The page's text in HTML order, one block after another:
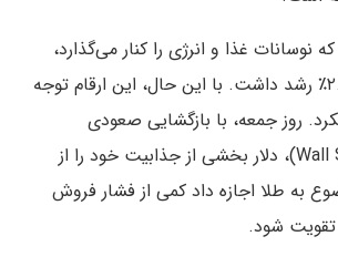
شاخص هسته PCE که نوسانات غذا و انرژی را کنار می‌گذارد،
همانند ماه جولای ۲.۹٪ رشد داشت. با این حال، این ارقام توجه
روز جمعه، با بازگشایی صعودی
وال‌استریت (Wall Street)، دلار بخشی از جذابیت خود را از
به طلا اجازه داد کمی از فشار فروش
تقویت شود.